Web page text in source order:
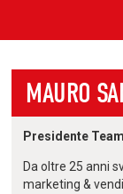
MAURO
Presidente
Da oltre 25 anni
marketing &